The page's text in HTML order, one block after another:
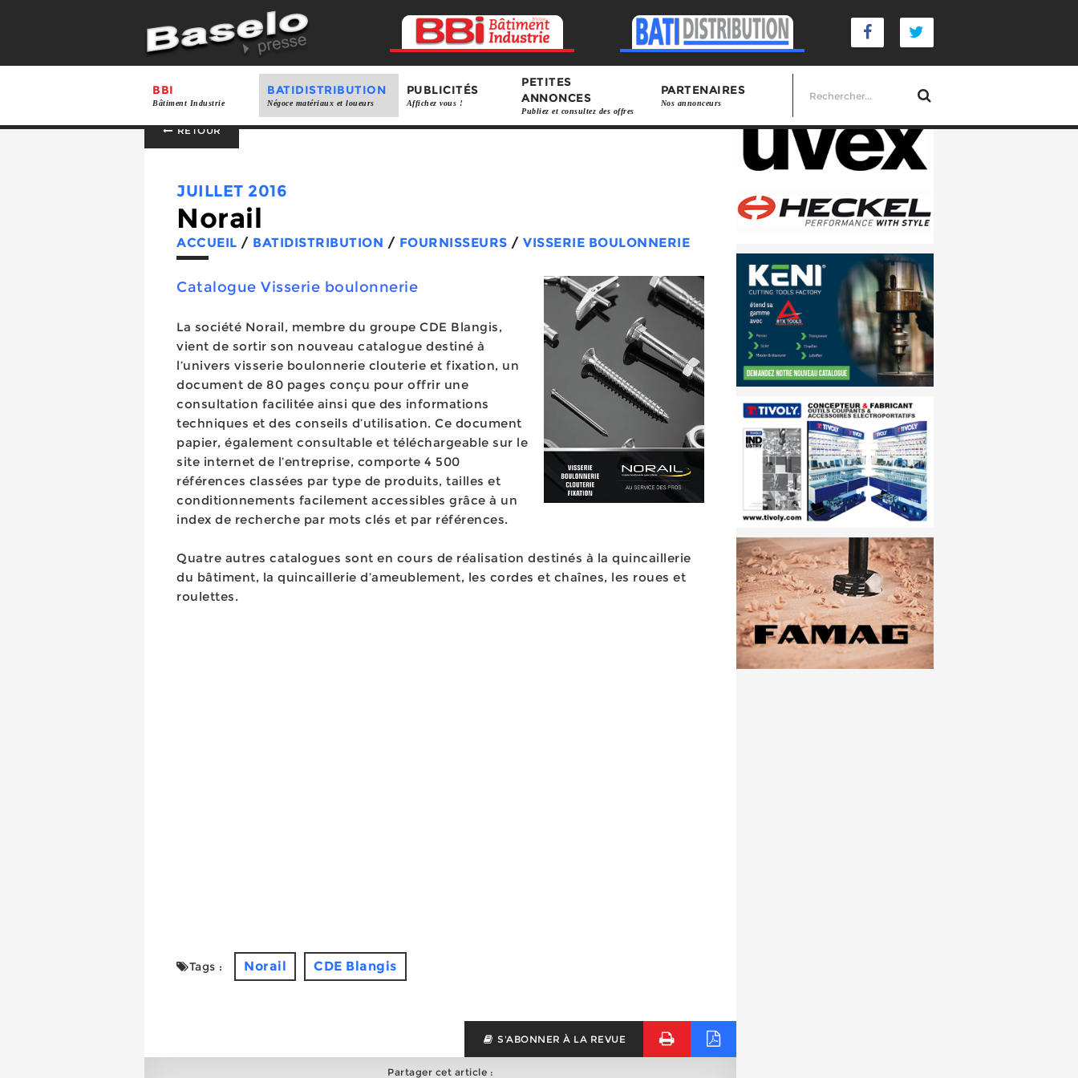
BBI
Bâtiment Industrie
BATIDISTRIBUTION
Négoce matériaux et loueurs
PUBLICITÉS
Affichez vous !
PETITES
ANNONCES
Publiez et consultez des offres
PARTENAIRES
Nos annonceurs
RETOUR
JUILLET 2016
Norail
ACCUEIL / BATIDISTRIBUTION / FOURNISSEURS / VISSERIE BOULONNERIE
Catalogue Visserie boulonnerie
La société Norail, membre du groupe CDE Blangis,
vient de sortir son nouveau catalogue destiné à
l’univers visserie boulonnerie clouterie et fixation, un
document de 80 pages conçu pour offrir une
consultation facilitée ainsi que des informations
techniques et des conseils d’utilisation. Ce document
papier, également consultable et téléchargeable sur le
site internet de l’entreprise, comporte 4 500
références classées par type de produits, tailles et
conditionnements facilement accessibles grâce à un
index de recherche par mots clés et par références.
Quatre autres catalogues sont en cours de réalisation destinés à la quincaillerie
du bâtiment, la quincaillerie d’ameublement, les cordes et chaînes, les roues et
roulettes.
Tags : Norail CDE Blangis
S'ABONNER À LA REVUE
Partager cet article :